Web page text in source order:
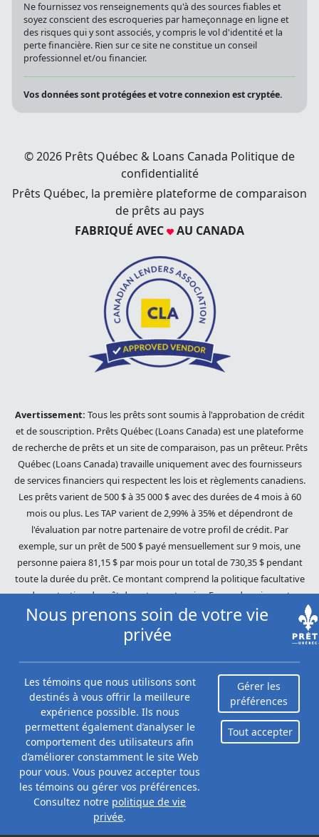
Ne fournissez vos renseignements qu'à des sources fiables et
soyez conscient des escroqueries par hameçonnage en ligne et
des risques qui y sont associés, y compris le vol d'identité et la
perte financière. Rien sur ce site ne constitue un conseil
professionnel et/ou financier.
Vos données sont protégées et votre connexion est cryptée.
© 2026 Prêts Québec & Loans Canada Politique de
confidentialité
Prêts Québec, la première plateforme de comparaison
de prêts au pays
FABRIQUÉ AVEC
AU CANADA
Avertissement: Tous les prêts sont soumis à l'approbation de crédit
et de souscription. Prêts Québec (Loans Canada) est une plateforme
de recherche de prêts et un site de comparaison, pas un prêteur. Prêts
Québec (Loans Canada) travaille uniquement avec des fournisseurs
de services financiers qui respectent les lois et règlements canadiens.
Les prêts varient de 500 $ à 35 000 $ avec des durées de 4 mois à 60
mois ou plus. Les TAP varient de 2,99% à 35% et dépendront de
l'évaluation par notre partenaire de votre profil de crédit. Par
exemple, sur un prêt de 500 $ payé mensuellement sur 9 mois, une
personne paiera 81,15 $ par mois pour un total de 730,35 $ pendant
toute la durée du prêt. Ce montant comprend la politique facultative
de protection de prêt de notre partenaire. En cas de paiement
manqué, des frais de fonds insuffisants d'environ 45 $ peuvent être
facturés (selon le prêteur). En cas de défaut de paiement sur votre
prêt, votre plan de paiement sera résilié et différentes méthodes de
recouvrement seront utilisées pour récupérer votre solde restant. Les
dettes impayées seront poursuivies dans toute l'étendue de la loi. Nos
prêteurs utilisent des pratiques de recouvrement équitables. Prêts
Québec (Loans Canada) n'est pas affilié à Equifax Canada Co., sa
société mère, ses filiales ou ses sociétés affiliées (collectivement,
« Equifax »). Le contenu de ce site Web n'est ni révisé ni approuvé par
Equifax. Prêts Québec (Loans Canada) est un revendeur autorisé du
Score du risque Equifax, cependant, Equifax n'approuve, ne garantit ni
ne recommande aucun des produits, services ou contenus de ce site
Web. Pour plus d'informations sur Equifax, le Score du risque Equifax
et/ou les rapports de crédit d'Equifax, veuillez visiter le site Web
Nous prenons soin de votre vie
privée
Les témoins que nous utilisons sont
destinés à vous offrir la meilleure
expérience possible. Ils nous
permettent également d’analyser le
comportement des utilisateurs afin
d’améliorer constamment le site Web
pour vous. Vous pouvez accepter tous
les témoins ou gérer vos préférences.
Consultez notre politique de vie
privée.
Gérer les
préférences
Tout accepter